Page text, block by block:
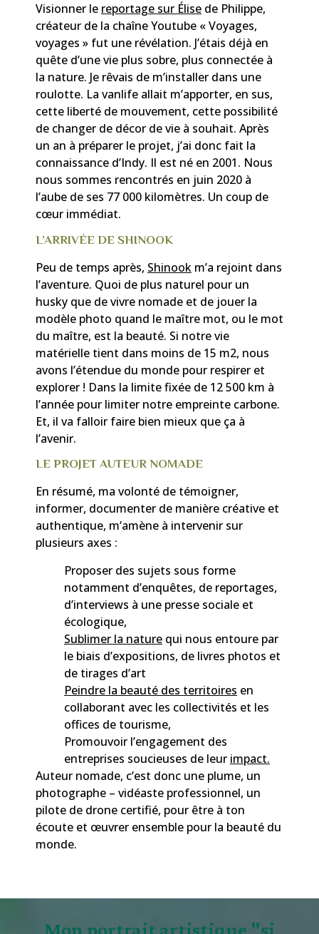
Visionner le reportage sur Élise de Philippe,
créateur de la chaîne Youtube « Voyages,
voyages » fut une révélation. J’étais déjà en
quête d’une vie plus sobre, plus connectée à
la nature. Je rêvais de m’installer dans une
roulotte. La vanlife allait m’apporter, en sus,
cette liberté de mouvement, cette possibilité
de changer de décor de vie à souhait. Après
un an à préparer le projet, j’ai donc fait la
connaissance d’Indy. Il est né en 2001. Nous
nous sommes rencontrés en juin 2020 à
l’aube de ses 77 000 kilomètres. Un coup de
cœur immédiat.
L’ARRIVÉE DE SHINOOK
Peu de temps après, Shinook m’a rejoint dans
l’aventure. Quoi de plus naturel pour un
husky que de vivre nomade et de jouer la
modèle photo quand le maître mot, ou le mot
du maître, est la beauté. Si notre vie
matérielle tient dans moins de 15 m2, nous
avons l’étendue du monde pour respirer et
explorer ! Dans la limite fixée de 12 500 km à
l’année pour limiter notre empreinte carbone.
Et, il va falloir faire bien mieux que ça à
l’avenir.
LE PROJET AUTEUR NOMADE
En résumé, ma volonté de témoigner,
informer, documenter de manière créative et
authentique, m’amène à intervenir sur
plusieurs axes :
Proposer des sujets sous forme
notamment d’enquêtes, de reportages,
d’interviews à une presse sociale et
écologique,
Sublimer la nature qui nous entoure par
le biais d’expositions, de livres photos et
de tirages d’art
Peindre la beauté des territoires en
collaborant avec les collectivités et les
offices de tourisme,
Promouvoir l’engagement des
entreprises soucieuses de leur impact.
Auteur nomade, c’est donc une plume, un
photographe – vidéaste professionnel, un
pilote de drone certifié, pour être à ton
écoute et œuvrer ensemble pour la beauté du
monde.
Mon portrait artistique "si